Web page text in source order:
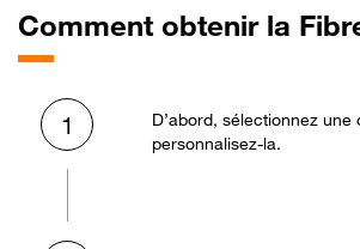
Comment obtenir la
1
D’abord, sélectionnez une
personnalisez-la.